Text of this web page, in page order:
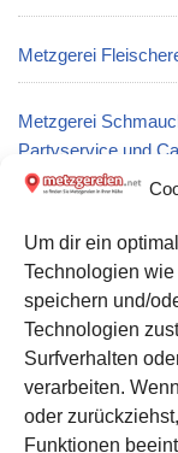
Um dir ein
Technologien
speichern und/
Technologien
Surfverhalten
verarbeiten.
oder
Funktionen
Metzgerei
Metzgerei
Partyservice und
Metzgerei
Blankenbach
Kontakt zu uns